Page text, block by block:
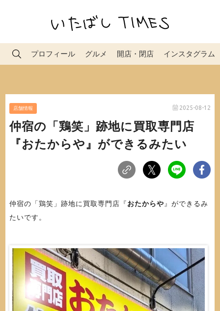
プロフィール グルメ 開店・閉店 インスタグラム
店舗情報 2025-08-12
仲宿の「鶏笑」跡地に買取専門店
『おたからや』ができるみたい
仲宿の「鶏笑」跡地に買取専門店『おたからや 』ができるみ
たいです。